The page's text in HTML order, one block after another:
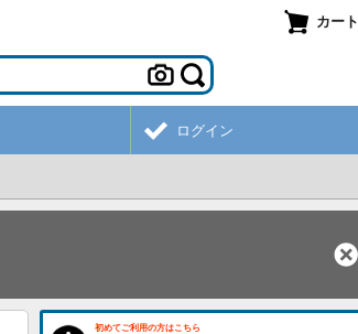
カート
ログイン
初めてご利用の方はこちら